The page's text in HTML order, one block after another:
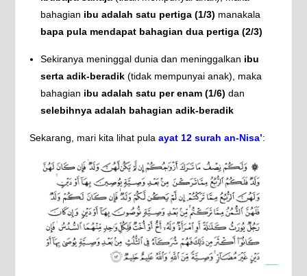
bahagian ibu adalah satu pertiga (1/3) manakala
bapa pula mendapat bahagian dua pertiga (2/3)
Sekiranya meninggal dunia dan meninggalkan ibu
serta adik-beradik(tidak mempunyai anak), maka
bahagian ibu adalah satu per enam (1/6) dan
selebihnya adalah bahagian adik-beradik
Sekarang, mari kita lihat pula ayat 12 surah an-Nisa’: